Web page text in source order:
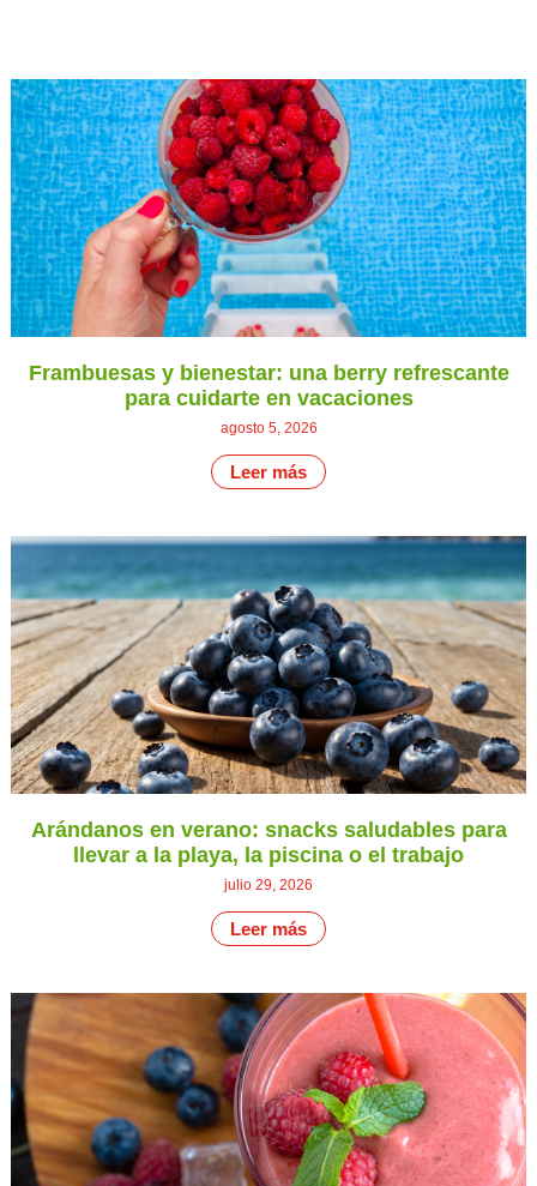
Frambuesas y bienestar: una berry refrescante
para cuidarte en vacaciones
agosto 5, 2026
Leer más
Arándanos en verano: snacks saludables para
llevar a la playa, la piscina o el trabajo
julio 29, 2026
Leer más